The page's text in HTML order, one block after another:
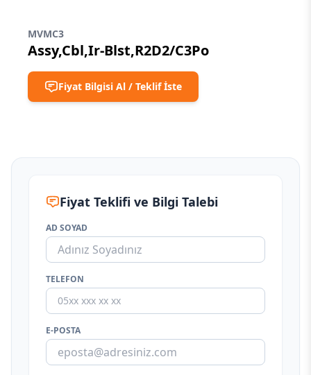
MVMC3
Assy,Cbl,Ir-Blst,R2D2/C3Po
Fiyat Bilgisi Al / Teklif İste
Fiyat Teklifi ve Bilgi Talebi
AD SOYAD
TELEFON
E-POSTA